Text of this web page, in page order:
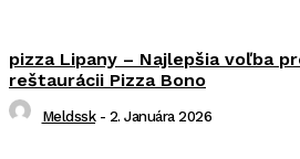
pizza Lipany – Najlepšia voľba
reštaurácii Pizza Bono
Meldssk - 2. Januára 2026